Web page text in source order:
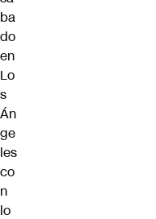
ba
do
en
Lo
s
Án
ge
les
co
n
lo